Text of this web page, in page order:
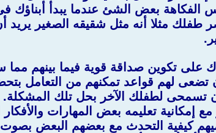
الفكاهة بعض الشئ عندما يبدأ أبناؤك
طفلك مثلا أنه مثل شقيقه الصغير
على تكوين صداقة قوية فيما بينهم
تضعى لهم قواعد تمكنهم من التعامل
لطفلك الآخر بحل تلك المشكلة.
إمكانية تعليمه بعض المهارات
كيفية التحدث مع بعضهم البعض